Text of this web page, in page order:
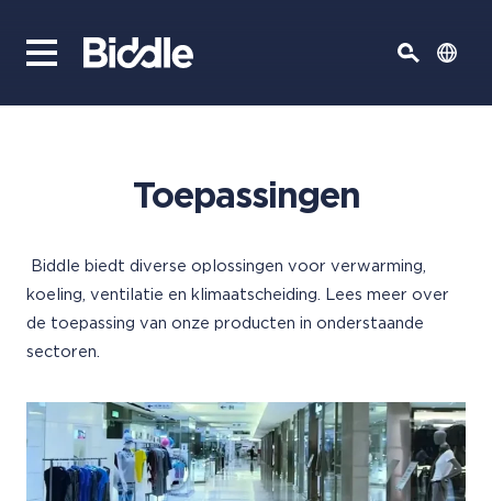
Toepassingen
Biddle biedt diverse oplossingen voor verwarming,
koeling, ventilatie en klimaatscheiding. Lees meer over
de toepassing van onze producten in onderstaande
sectoren.